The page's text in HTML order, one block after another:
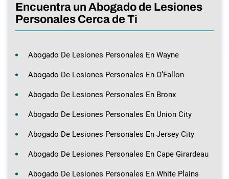
Encuentra un Abogado de Lesiones
Personales Cerca de Ti
Abogado De Lesiones Personales En Wayne
Abogado De Lesiones Personales En O’Fallon
Abogado De Lesiones Personales En Bronx
Abogado De Lesiones Personales En Union City
Abogado De Lesiones Personales En Jersey City
Abogado De Lesiones Personales En Cape Girardeau
Abogado De Lesiones Personales En White Plains